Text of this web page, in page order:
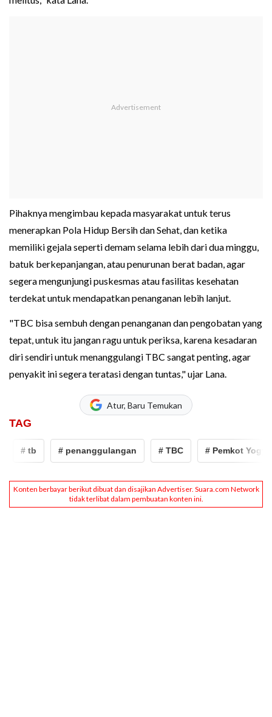
Pihaknya mengimbau kepada masyarakat untuk terus
menerapkan Pola Hidup Bersih dan Sehat, dan ketika
memiliki gejala seperti demam selama lebih dari dua minggu,
batuk berkepanjangan, atau penurunan berat badan, agar
segera mengunjungi puskesmas atau fasilitas kesehatan
terdekat untuk mendapatkan penanganan lebih lanjut.
"TBC bisa sembuh dengan penanganan dan pengobatan yang
tepat, untuk itu jangan ragu untuk periksa, karena kesadaran
diri sendiri untuk menanggulangi TBC sangat penting, agar
penyakit ini segera teratasi dengan tuntas," ujar Lana.
Atur, Baru Temukan
TAG
# tb # penanggulangan # TBC # Pemkot